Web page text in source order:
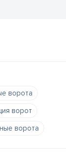
ворота
ворот
ворота